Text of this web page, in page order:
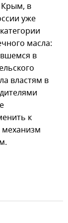
Крым, в
уже
масла:
в
властям в
к